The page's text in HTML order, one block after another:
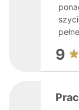
9